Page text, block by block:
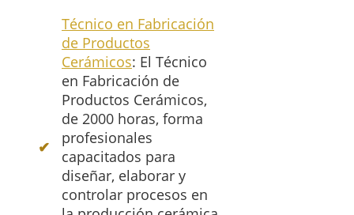
Técnico en Fabricación
de Productos
Cerámicos: El Técnico
en Fabricación de
Productos Cerámicos,
de 2000 horas, forma
profesionales
capacitados para
diseñar, elaborar y
controlar procesos en